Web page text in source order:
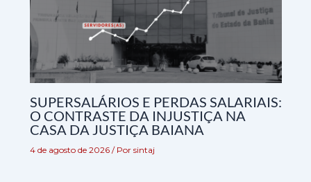
SUPERSALÁRIOS E PERDAS SALARIAIS:
O CONTRASTE DA INJUSTIÇA NA
CASA DA JUSTIÇA BAIANA
4 de agosto de 2026 / Por sintaj